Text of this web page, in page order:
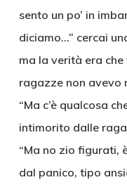
sento un po’ in
diciamo…” cercai
ma la verità era
ragazze non avevo
“Ma c’è qualcosa
intimorito dalle
“Ma no zio figurati,
dal panico, tipo